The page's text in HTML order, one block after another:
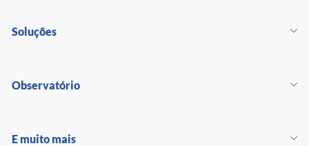
Soluções
Observatório
E muito mais